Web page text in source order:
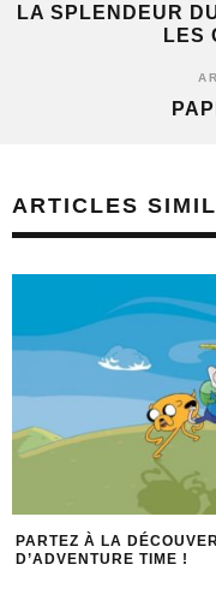
LA SPLENDEUR
LES
ARTICLES
L’UNIVERS QUEL